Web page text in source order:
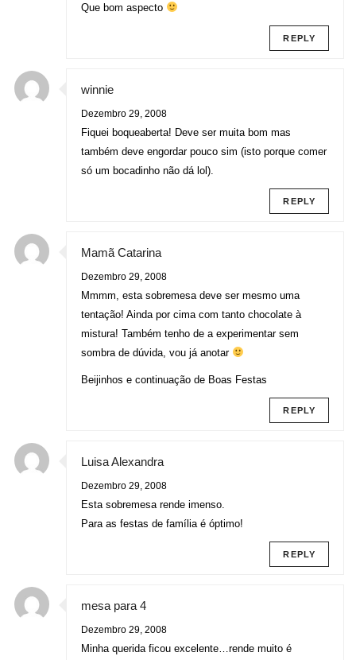
Que bom aspecto
REPLY
winnie
Dezembro 29, 2008
Fiquei boqueaberta! Deve ser muita bom mas
também deve engordar pouco sim (isto porque comer
só um bocadinho não dá lol).
REPLY
Mamã Catarina
Dezembro 29, 2008
Mmmm, esta sobremesa deve ser mesmo uma
tentação! Ainda por cima com tanto chocolate à
mistura! Também tenho de a experimentar sem
sombra de dúvida, vou já anotar
Beijinhos e continuação de Boas Festas
REPLY
Luisa Alexandra
Dezembro 29, 2008
Esta sobremesa rende imenso.
Para as festas de família é óptimo!
REPLY
mesa para 4
Dezembro 29, 2008
Minha querida ficou excelente…rende muito é